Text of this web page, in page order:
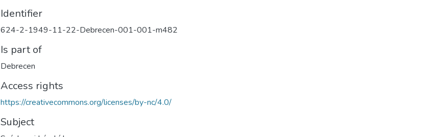
Identifier
624-2-1949-11-22-Debrecen-001-001-m482
Is part of
Debrecen
Access rights
https://creativecommons.org/licenses/by-nc/4.0/
Subject